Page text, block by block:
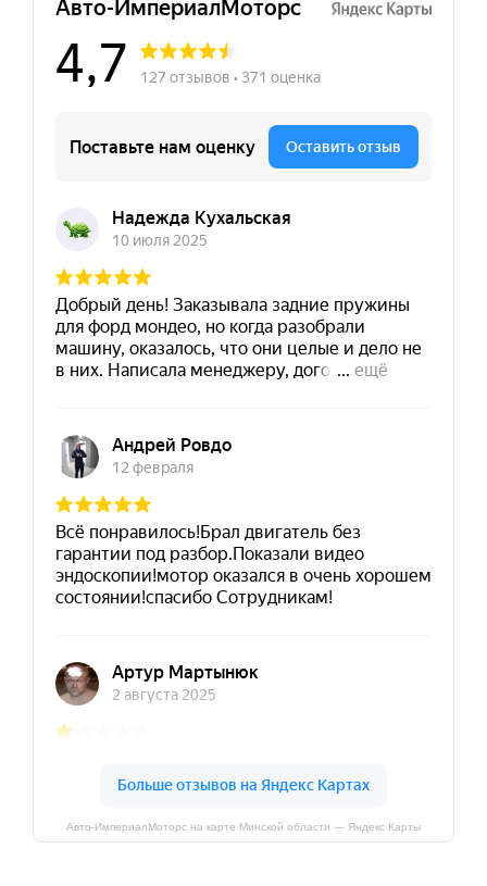
Авто-ИмпериалМоторс на карте Минской области — Яндекс Карты